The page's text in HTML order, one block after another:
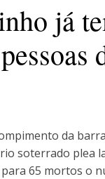
já
da
soterrado plea
65 mortos o